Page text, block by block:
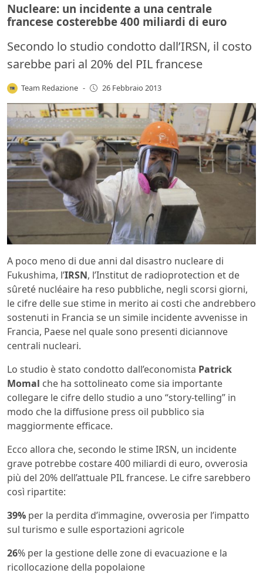
Nucleare: un incidente a una centrale
francese costerebbe 400 miliardi di euro
Secondo lo studio condotto dall’IRSN, il costo
sarebbe pari al 20% del PIL francese
Team Redazione - 26 Febbraio 2013
A poco meno di due anni dal disastro nucleare di
Fukushima, l’IRSN, l’Institut de radioprotection et de
sûreté nucléaire ha reso pubbliche, negli scorsi giorni,
le cifre delle sue stime in merito ai costi che andrebbero
sostenuti in Francia se un simile incidente avvenisse in
Francia, Paese nel quale sono presenti diciannove
centrali nucleari.
Lo studio è stato condotto dall’economista Patrick
Momal che ha sottolineato come sia importante
collegare le cifre dello studio a uno “story-telling” in
modo che la diffusione press oil pubblico sia
maggiormente efficace.
Ecco allora che, secondo le stime IRSN, un incidente
grave potrebbe costare 400 miliardi di euro, ovverosia
più del 20% dell’attuale PIL francese. Le cifre sarebbero
così ripartite:
39% per la perdita d’immagine, ovverosia per l’impatto
sul turismo e sulle esportazioni agricole
26% per la gestione delle zone di evacuazione e la
ricollocazione della popolaione